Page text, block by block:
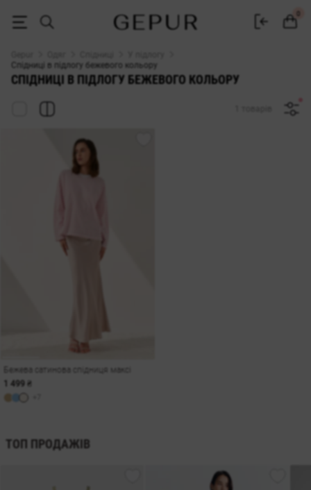
Спідниці в підлогу бежевого кольору
СПІДНИЦІ В ПІДЛОГУ БЕЖЕВОГО КОЛЬОРУ
Бежева сатинова спідниця максі
1 499 ₴
ТОП ПРОДАЖІВ